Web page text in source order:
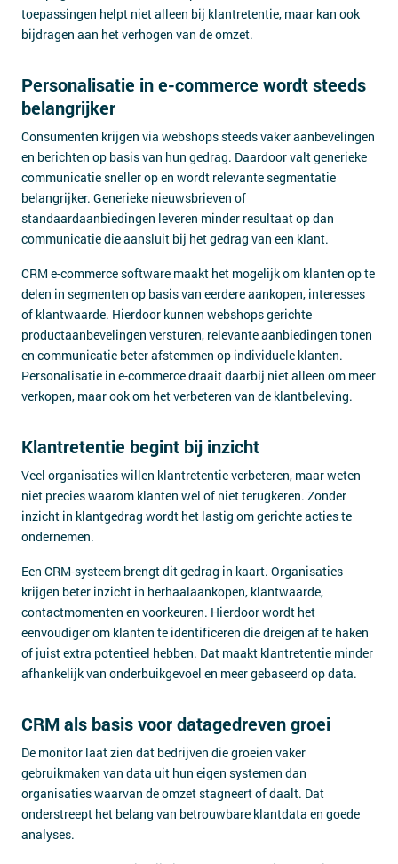
toepassingen helpt niet alleen bij klantretentie, maar kan ook
bijdragen aan het verhogen van de omzet.
Personalisatie in e-commerce wordt steeds
belangrijker
Consumenten krijgen via webshops steeds vaker aanbevelingen
en berichten op basis van hun gedrag. Daardoor valt generieke
communicatie sneller op en wordt relevante segmentatie
belangrijker. Generieke nieuwsbrieven of
standaardaanbiedingen leveren minder resultaat op dan
communicatie die aansluit bij het gedrag van een klant.
CRM e-commerce software maakt het mogelijk om klanten op te
delen in segmenten op basis van eerdere aankopen, interesses
of klantwaarde. Hierdoor kunnen webshops gerichte
productaanbevelingen versturen, relevante aanbiedingen tonen
en communicatie beter afstemmen op individuele klanten.
Personalisatie in e-commerce draait daarbij niet alleen om meer
verkopen, maar ook om het verbeteren van de klantbeleving.
Klantretentie begint bij inzicht
Veel organisaties willen klantretentie verbeteren, maar weten
niet precies waarom klanten wel of niet terugkeren. Zonder
inzicht in klantgedrag wordt het lastig om gerichte acties te
ondernemen.
Een CRM-systeem brengt dit gedrag in kaart. Organisaties
krijgen beter inzicht in herhaalaankopen, klantwaarde,
contactmomenten en voorkeuren. Hierdoor wordt het
eenvoudiger om klanten te identificeren die dreigen af te haken
of juist extra potentieel hebben. Dat maakt klantretentie minder
afhankelijk van onderbuikgevoel en meer gebaseerd op data.
CRM als basis voor datagedreven groei
De monitor laat zien dat bedrijven die groeien vaker
gebruikmaken van data uit hun eigen systemen dan
organisaties waarvan de omzet stagneert of daalt. Dat
onderstreept het belang van betrouwbare klantdata en goede
analyses.